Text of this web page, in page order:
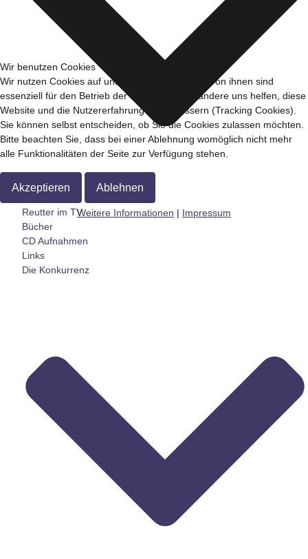
Reutter im TV
Bücher
CD Aufnahmen
Links
Die Konkurrenz
Wir benutzen Cookies
Wir nutzen Cookies auf unserer Website. Einige von ihnen sind
essenziell für den Betrieb der Seite, während andere uns helfen, diese
Website und die Nutzererfahrung zu verbessern (Tracking Cookies).
Sie können selbst entscheiden, ob Sie die Cookies zulassen möchten.
Bitte beachten Sie, dass bei einer Ablehnung womöglich nicht mehr
alle Funktionalitäten der Seite zur Verfügung stehen.
Akzeptieren Ablehnen
Weitere Informationen | Impressum